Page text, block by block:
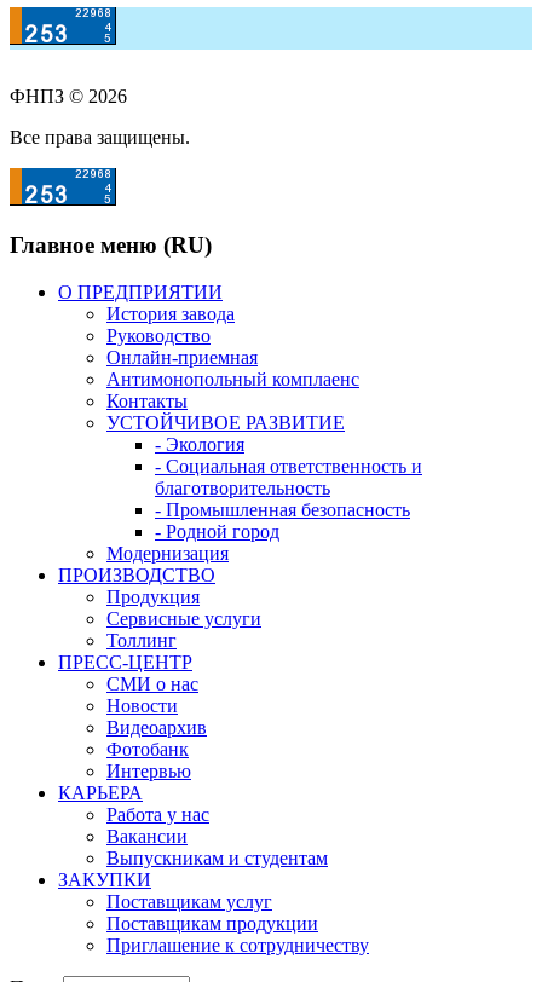
ФНПЗ © 2026
Все права защищены.
Главное меню (RU)
О ПРЕДПРИЯТИИ
История завода
Руководство
Онлайн-приемная
Антимонопольный комплаенс
Контакты
УСТОЙЧИВОЕ РАЗВИТИЕ
- Экология
- Социальная ответственность и
благотворительность
- Промышленная безопасность
- Родной город
Модернизация
ПРОИЗВОДСТВО
Продукция
Сервисные услуги
Толлинг
ПРЕСС-ЦЕНТР
СМИ о нас
Новости
Видеоархив
Фотобанк
Интервью
КАРЬЕРА
Работа у нас
Вакансии
Выпускникам и студентам
ЗАКУПКИ
Поставщикам услуг
Поставщикам продукции
Приглашение к сотрудничеству